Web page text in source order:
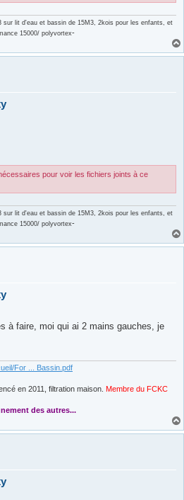
sur lit d'eau et bassin de 15M3, 2kois pour les enfants, et
15000/ polyvortex-
pour voir les fichiers joints à ce
sur lit d'eau et bassin de 15M3, 2kois pour les enfants, et
15000/ polyvortex-
à faire, moi qui ai 2 mains gauches, je
For ... Bassin.pdf
en 2011, filtration maison. Membre du FCKC
des autres...